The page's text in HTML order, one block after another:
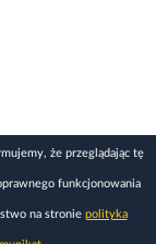
że przeglądając tę
funkcjonowania
na stronie polityka